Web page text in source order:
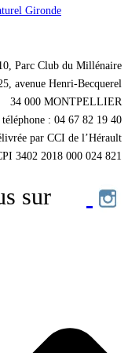
Gironde
Parc Club du Millénaire
avenue Henri-Becquerel
34 000 MONTPELLIER
téléphone : 04 67 82 19 40
par CCI de l’Hérault
3402 2018 000 024 821
sur